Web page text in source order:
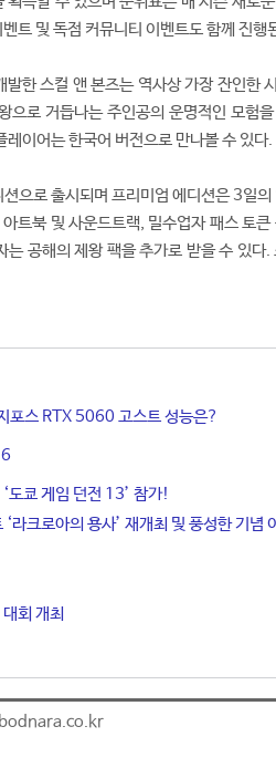
트 및 독점 커뮤니티 이벤트도 함께 진행
한 스컬 앤 본즈는 역사상 가장 잔인한
로 거듭나는 주인공의 운명적인 모험
이어는 한국어 버전으로 만나볼 수 있다.
으로 출시되며 프리미엄 에디션은 3일의
트북 및 사운드트랙, 밀수업자 패스 토큰
공해의 제왕 팩을 추가로 받을 수 있다.
포스 RTX 5060 고스트 성능은?
도쿄 게임 던전 13’ 참가!
라크로아의 용사’ 재개최 및 풍성한 기념
회 개최